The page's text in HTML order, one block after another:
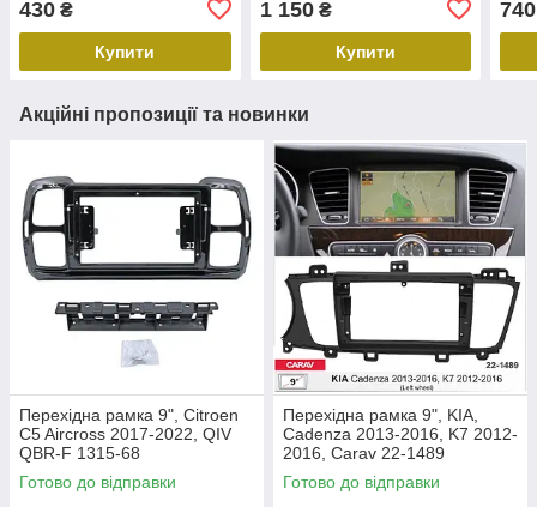
430 ₴
Купити
1 150₴
Купити
740
Акційні пропозиції та новинки
Перехідна рамка 9", Citroen
C5 Aircross 2017-2022, QIV
QBR-F 1315-68
Готово до відправки
Перехідна рамка 9", KIA,
Cadenza 2013-2016, K7 2012-
2016, Carav 22-1489
Готово до відправки